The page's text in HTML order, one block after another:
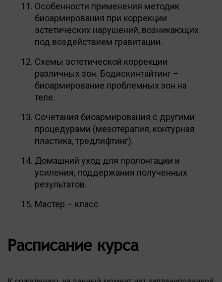
Особенности применения методик
биоармирования при коррекции
эстетических нарушений, возникающих
под воздействием гравитации.
Схемы эстетической коррекции
различных зон. Бодискинтайтинг –
биоармирование проблемных зон на
теле.
Сочетания биоармирования с другими
процедурами (мезотерапия, контурная
пластика, тредлифтинг).
Домашний уход для пролонгации и
усиления, поддержания полученных
результатов.
Мастер – класс
Расписание курса